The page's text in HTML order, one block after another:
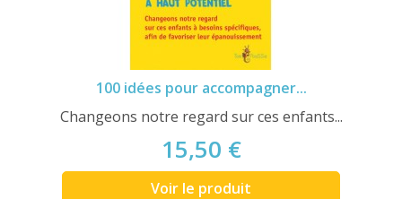
100 idées pour accompagner...
Changeons notre regard sur ces enfants...
15,50 €
Voir le produit